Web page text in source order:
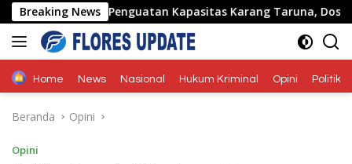
Langsung
ke
konten
Breaking News
Penguatan Kapasitas Karang Taruna, Dosen Unwira
Home News Nasional Hukum Kriminal Opini Politik
Beranda Opini
Opini